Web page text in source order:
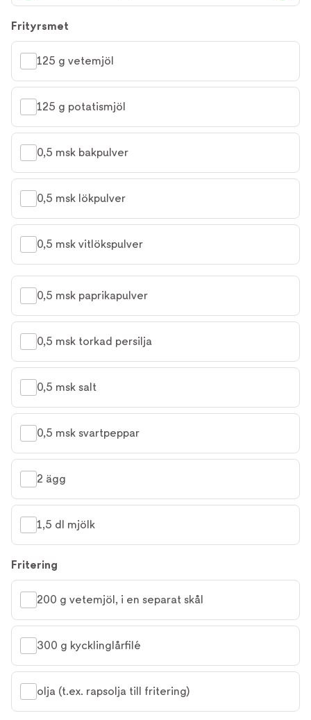
Frityrsmet
125 g vetemjöl
125 g potatismjöl
0,5 msk bakpulver
0,5 msk lökpulver
0,5 msk vitlökspulver
0,5 msk paprikapulver
0,5 msk torkad persilja
0,5 msk salt
0,5 msk svartpeppar
2 ägg
1,5 dl mjölk
Fritering
200 g vetemjöl, i en separat skål
300 g kycklinglårfilé
olja (t.ex. rapsolja till fritering)